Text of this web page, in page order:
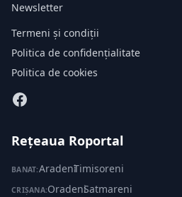
Newsletter
Termeni și condiții
Politica de confidențialitate
Politica de cookies
Rețeaua Roportal
BANAT:Aradeni·Timisoreni
CRIȘANA:Oradeni·Satmareni